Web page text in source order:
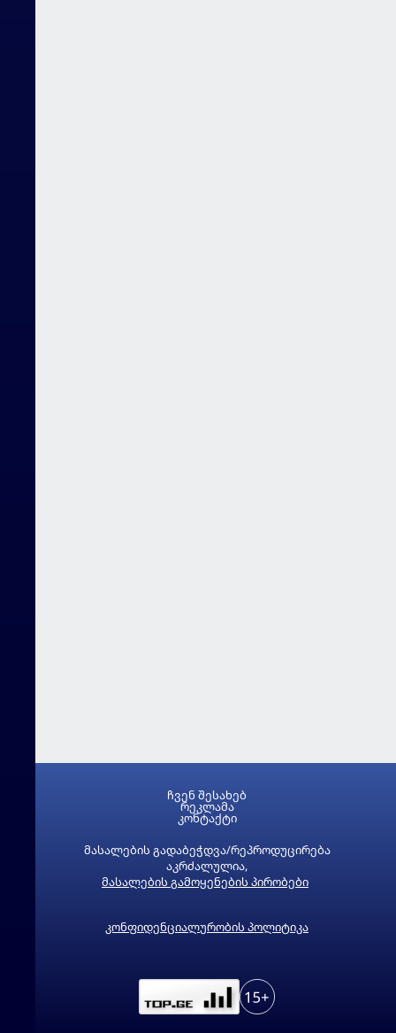
მასალების გადაბეჭდვა/რეპროდუცირება
აკრძალულია,
მასალების გამოყენების პირობები
კონფიდენციალურობის პოლიტიკა
ჩვენ შესახებ
რეკლამა
კონტაქტი